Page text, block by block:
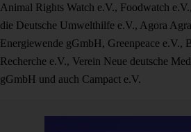
Animal Rights Watch e.V., Foodwatch
die Deutsche Umwelthilfe e.V., Agora
Energiewende gGmbH, Greenpeace e.V.,
Recherche e.V., Verein Neue deutsche
gGmbH und auch Campact e.V.